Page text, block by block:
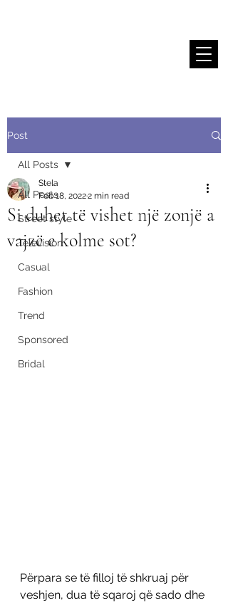
Post
All Posts
Street style
Television
Casual
Fashion
Trend
Sponsored
Bridal
All Posts
Si duhet të vishet një zonjë a
vajzë e kolme sot?
Stela
Feb 18, 20222 min read
Përpara se të filloj të shkruaj për
veshjen, dua të sqaroj që sado dhe